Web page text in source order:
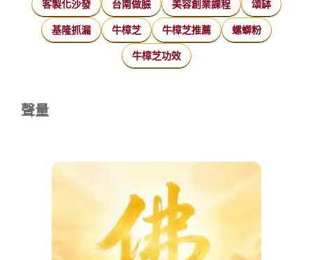
客製化沙發 台南做臉 美容創業課程 頌缽
基隆抓漏 牛樟芝 牛樟芝推薦 螺螄粉
牛樟芝功效
聲量